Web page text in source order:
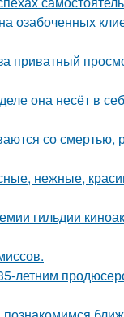
озабоченных
приватный
она несёт в
со смертью,
нежные,
гильдии
летним